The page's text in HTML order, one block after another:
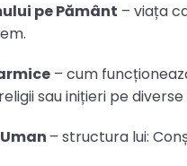
pe Pământ – viața
– cum
sau inițieri pe
– structura lui: